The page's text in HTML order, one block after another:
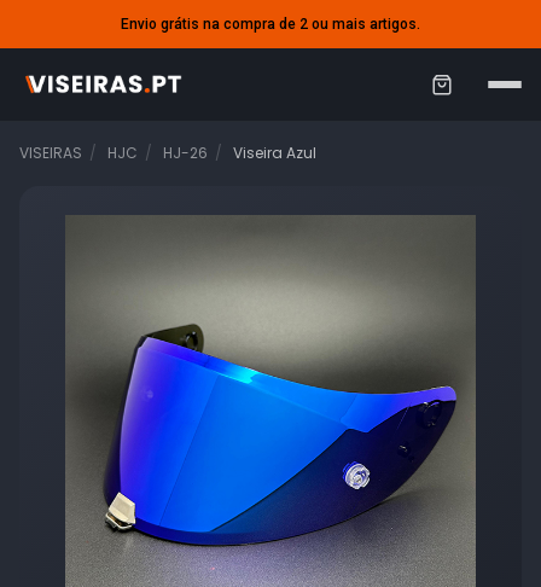
Envio grátis na compra de 2 ou mais artigos.
C
r
VISEIRAS HJC HJ-26 Viseira Azul